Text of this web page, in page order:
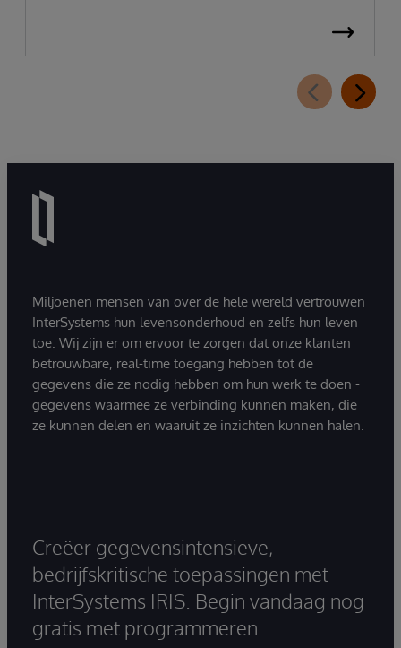
Miljoenen mensen van over de hele wereld vertrouwen
InterSystems hun levensonderhoud en zelfs hun leven
toe. Wij zijn er om ervoor te zorgen dat onze klanten
betrouwbare, real-time toegang hebben tot de
gegevens die ze nodig hebben om hun werk te doen -
gegevens waarmee ze verbinding kunnen maken, die
ze kunnen delen en waaruit ze inzichten kunnen halen.
Creëer gegevensintensieve,
bedrijfskritische toepassingen met
InterSystems IRIS. Begin vandaag nog
gratis met programmeren.